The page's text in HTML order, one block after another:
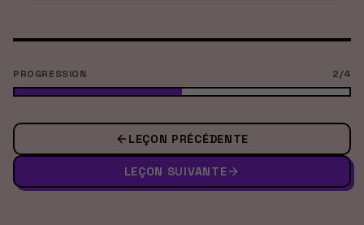
PROGRESSION 2/4
LEÇON PRÉCÉDENTE
LEÇON SUIVANTE